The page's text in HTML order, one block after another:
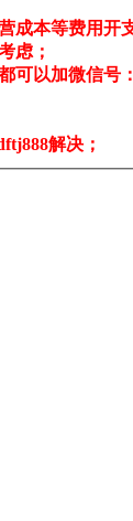
成本等费用开
虑；
可以加微信号
解决；